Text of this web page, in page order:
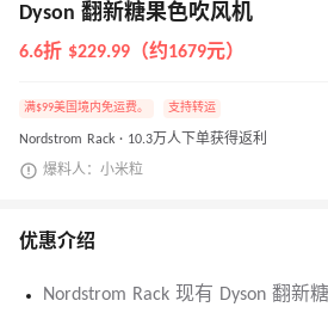
Dyson 翻新糖果色吹风机
6.6折 $229.99（约1679元）
满$99美国境内免运费。 支持转运
Nordstrom Rack · 10.3万人下单获得返利
爆料人：小米粒
优惠介绍
Nordstrom Rack 现有 Dyson 翻新